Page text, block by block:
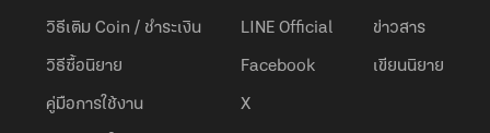
วิธีเติม Coin / ชำระเงิน
วิธีซื้อนิยาย
คู่มือการใช้งาน
LINE Official
Facebook
X
ข่าวสาร
เขียนนิยาย